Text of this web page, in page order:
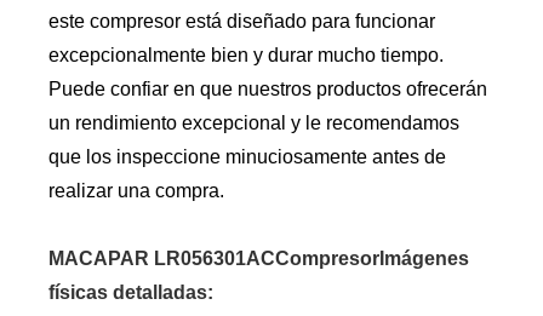
este compresor está diseñado para funcionar
excepcionalmente bien y durar mucho tiempo.
Puede confiar en que nuestros productos ofrecerán
un rendimiento excepcional y le recomendamos
que los inspeccione minuciosamente antes de
realizar una compra.
MACAPAR LR056301ACCompresor Imágenes
físicas detalladas: